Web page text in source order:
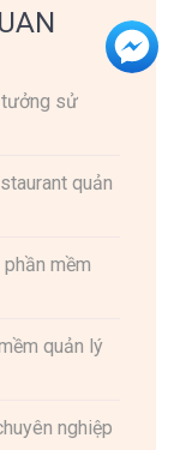
tưởng sử
quản
phần mềm
quản lý
nghiệp